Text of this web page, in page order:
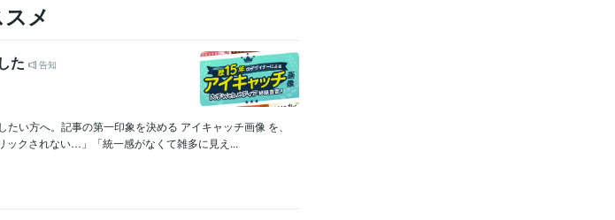
メ
た
告知
い方へ。記事の第一印象を決める アイキャッチ画像 を、
ックされない…」「統一感がなくて雑多に見え...